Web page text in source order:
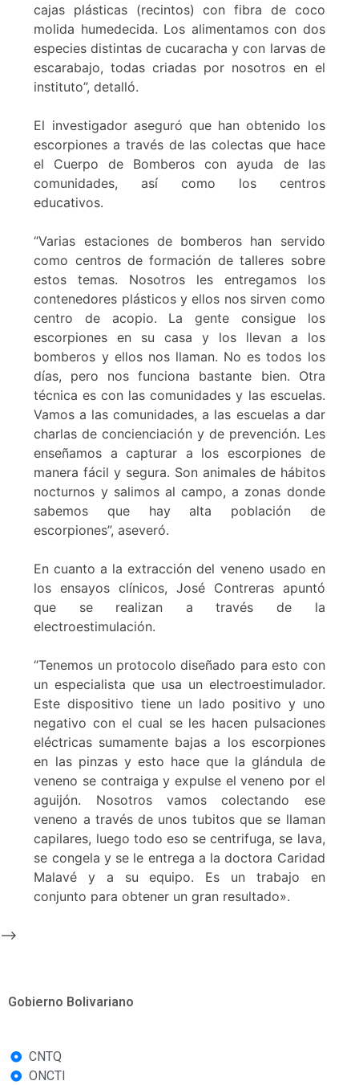
cajas plásticas (recintos) con fibra de coco
molida humedecida. Los alimentamos con dos
especies distintas de cucaracha y con larvas de
escarabajo, todas criadas por nosotros en el
instituto”, detalló.
El investigador aseguró que han obtenido los
escorpiones a través de las colectas que hace
el Cuerpo de Bomberos con ayuda de las
comunidades, así como los centros
educativos.
“Varias estaciones de bomberos han servido
como centros de formación de talleres sobre
estos temas. Nosotros les entregamos los
contenedores plásticos y ellos nos sirven como
centro de acopio. La gente consigue los
escorpiones en su casa y los llevan a los
bomberos y ellos nos llaman. No es todos los
días, pero nos funciona bastante bien. Otra
técnica es con las comunidades y las escuelas.
Vamos a las comunidades, a las escuelas a dar
charlas de concienciación y de prevención. Les
enseñamos a capturar a los escorpiones de
manera fácil y segura. Son animales de hábitos
nocturnos y salimos al campo, a zonas donde
sabemos que hay alta población de
escorpiones”, aseveró.
En cuanto a la extracción del veneno usado en
los ensayos clínicos, José Contreras apuntó
que se realizan a través de la
electroestimulación.
“Tenemos un protocolo diseñado para esto con
un especialista que usa un electroestimulador.
Este dispositivo tiene un lado positivo y uno
negativo con el cual se les hacen pulsaciones
eléctricas sumamente bajas a los escorpiones
en las pinzas y esto hace que la glándula de
veneno se contraiga y expulse el veneno por el
aguijón. Nosotros vamos colectando ese
veneno a través de unos tubitos que se llaman
capilares, luego todo eso se centrifuga, se lava,
se congela y se le entrega a la doctora Caridad
Malavé y a su equipo. Es un trabajo en
conjunto para obtener un gran resultado».
-->
Gobierno Bolivariano
CNTQ
ONCTI